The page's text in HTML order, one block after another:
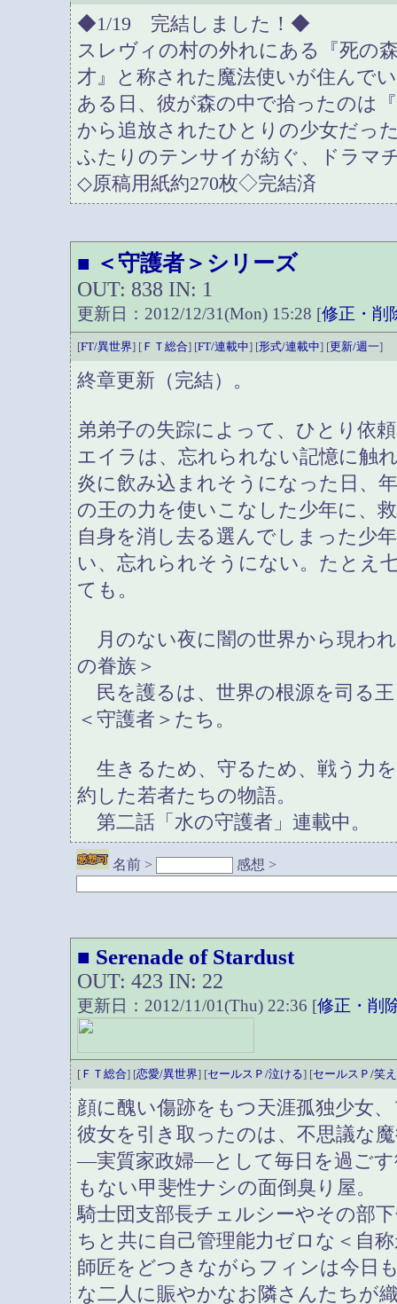
◆1/19 完結しました！◆
スレヴィの村の外れにある『死の
才』と称された魔法使いが住んで
ある日、彼が森の中で拾ったのは
から追放されたひとりの少女だ
ふたりのテンサイが紡ぐ、ドラマ
◇原稿用紙約270枚◇完結済
■ ＜守護者＞シリーズ
OUT: 838 IN: 1
更新日：2012/12/31(Mon) 15:28 [修正・削
[FT/異世界] [ ＦＴ総合] [FT/連載中] [形式/連載中] [更新/週一]
終章更新（完結）。
弟弟子の失踪によって、ひとり依
エイラは、忘れられない記憶に触
炎に飲み込まれそうになった日、
の王の力を使いこなした少年に、
自身を消し去る選んでしまった
い、忘れられそうにない。たとえ
ても。
月のない夜に闇の世界から現わ
の眷族＞
民を護るは、世界の根源を司る
＜守護者＞たち。
生きるため、守るため、戦う力
約した若者たちの物語。
第二話「水の守護者」連載中。
名前 > 感想 >
■ Serenade of Stardust
OUT: 423 IN: 22
更新日：2012/11/01(Thu) 22:36 [修正・削
[ ＦＴ総合] [恋愛/異世界] [セールスＰ/泣ける] [セールスＰ/笑
顔に醜い傷跡をもつ天涯孤独少女
彼女を引き取ったのは、不思議な
―実質家政婦―として毎日を過ごす
もない甲斐性ナシの面倒臭り屋。
騎士団支部長チェルシーやその部
ちと共に自己管理能力ゼロな＜自
師匠をどつきながらフィンは今日
な二人に賑やかなお隣さんたちが